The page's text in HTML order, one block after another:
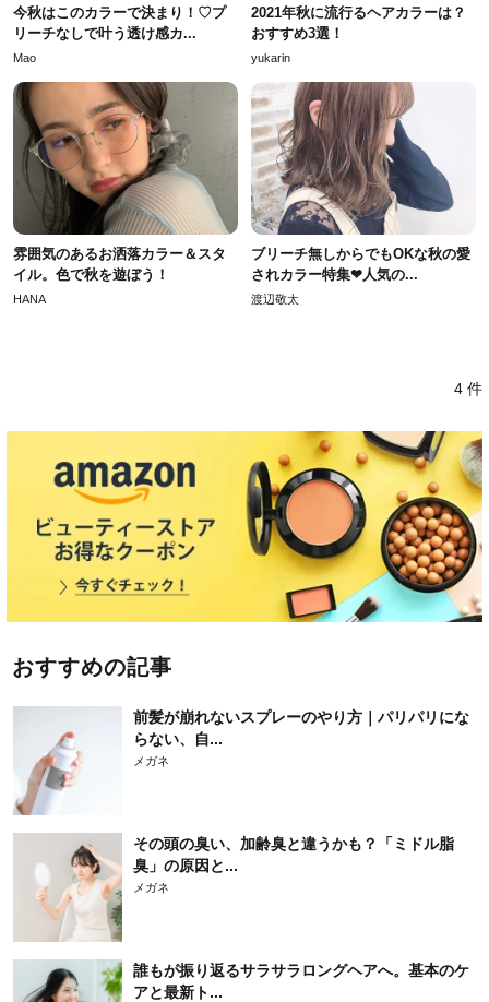
今秋はこのカラーで決まり！♡プ
リーチなしで叶う透け感カ...
Mao
2021年秋に流行るヘアカラーは？
おすすめ3選！
yukarin
雰囲気のあるお洒落カラー＆スタ
イル。色で秋を遊ぼう！
HANA
ブリーチ無しからでもOKな秋の愛
されカラー特集❤人気の...
渡辺敬太
4 件
おすすめの記事
前髪が崩れないスプレーのやり方｜パリパリにな
らない、自...
メガネ
その頭の臭い、加齢臭と違うかも？「ミドル脂
臭」の原因と...
メガネ
誰もが振り返るサラサラロングヘアへ。基本のケ
アと最新ト...